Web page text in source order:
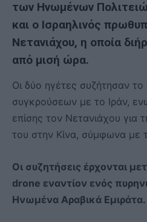
των Ηνωμένων
και ο Ισραηλινός
Νετανιάχου, η οποία
από μισή ώρα.
Οι δύο ηγέτες συζήτησαν
συγκρούσεων με το Ιράν,
επίσης τον Νετανιάχου για
του στην Κίνα, σύμφωνα με
Οι συζητήσεις έρχονται
drone εναντίον ενός
Ηνωμένα Αραβικά Εμιράτα.